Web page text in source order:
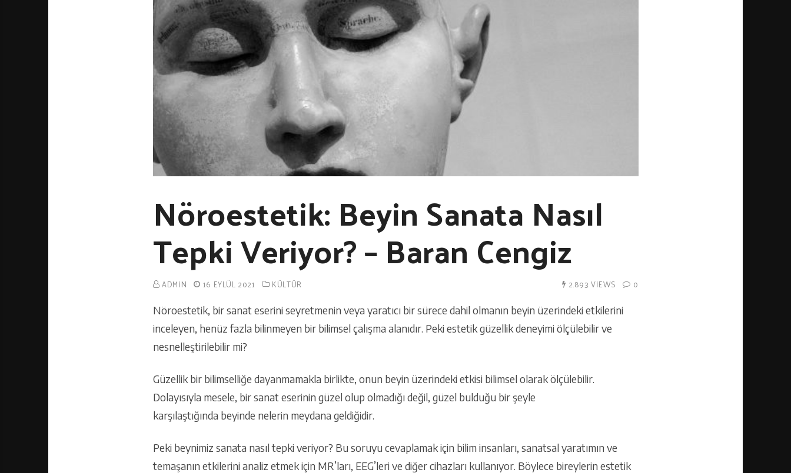
Nöroestetik: Beyin Sanata Nasıl
Tepki Veriyor? – Baran Cengiz
ADMIN 16 EYLÜL 2021 KÜLTÜR 2.893 VIEWS 0
Nöroestetik, bir sanat eserini seyretmenin veya yaratıcı bir sürece dahil olmanın beyin üzerindeki etkilerini
inceleyen, henüz fazla bilinmeyen bir bilimsel çalışma alanıdır. Peki estetik güzellik deneyimi ölçülebilir ve
nesnelleştirilebilir mi?
Güzellik bir bilimselliğe dayanmamakla birlikte, onun beyin üzerindeki etkisi bilimsel olarak ölçülebilir.
Dolayısıyla mesele, bir sanat eserinin güzel olup olmadığı değil, güzel bulduğu bir şeyle
karşılaştığında beyinde nelerin meydana geldiğidir.
Peki beynimiz sanata nasıl tepki veriyor? Bu soruyu cevaplamak için bilim insanları, sanatsal yaratımın ve
temaşanın etkilerini analiz etmek için MR’ları, EEG’leri ve diğer cihazları kullanıyor. Böylece bireylerin estetik